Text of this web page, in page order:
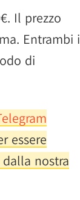
Il prezzo
Entrambi i
di
essere
nostra